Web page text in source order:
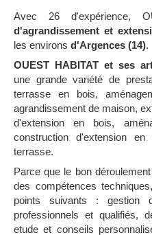
Avec 26 d'expérience,
d'agrandissement et
les environs d'Argences (14).
OUEST HABITAT et ses
une grande variété de
terrasse en bois,
agrandissement de maison,
d'extension en bois,
construction d'extension
terrasse.
Parce que le bon
des compétences
points suivants : gestion
professionnels et qualifiés,
etude et conseils